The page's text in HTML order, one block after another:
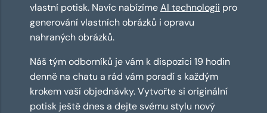
vlastní potisk. Navíc nabízímeAI technologii pro
generování vlastních obrázků i opravu
nahraných obrázků.
Náš tým odborníků je vám k dispozici 19 hodin
denně na chatu a rád vám poradí s každým
krokem vaší objednávky. Vytvořte si originální
potisk ještě dnes a dejte svému stylu nový